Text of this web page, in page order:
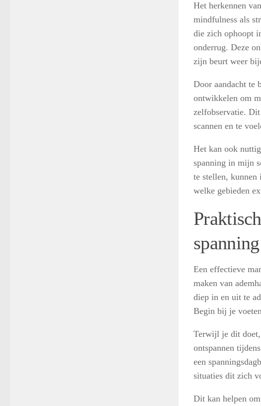
Het herkennen
mindfulness als
die zich ophoopt
onderrug. Deze
zijn beurt weer
Door aandacht te
ontwikkelen om
zelfobservatie.
scannen en te
Het kan ook
spanning in mijn
te stellen, kunnen
welke gebieden
Een effectieve
maken van
diep in en uit te
Begin bij je
Terwijl je dit doet,
ontspannen
een
situaties dit zich
Dit kan helpen